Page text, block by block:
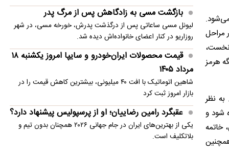
مراحل
نخست،
هرمز
نظر
شود و
خاتمه
بازگشت مسی به زادگاهش پس از مرگ پدر
لیونل مسی ساعاتی پس از درگذشت پدرش، خورخه مسی، در شهر
روزاریو در کنار اعضای خانواده‌اش دیده شد.
قیمت محصولات ایران‌خودرو و سایپا امروز یکشنبه ۱۸
مرداد ۱۴۰۵
شاهین اتوماتیک با افت ۴۰ میلیونی، بیشترین کاهش قیمت را در
بازار امروز ثبت کرد
عقبگرد رامین رضاییان؛ او از پرسپولیس پیشنهاد دارد؟
یکی از بهترین‌های ایران در جام جهانی ۲۰۲۶ همچنان بدون تیم و
بلاتکلیف است.